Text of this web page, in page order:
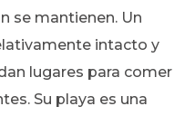
se mantienen. Un
intacto y
lugares para comer
Su playa es una